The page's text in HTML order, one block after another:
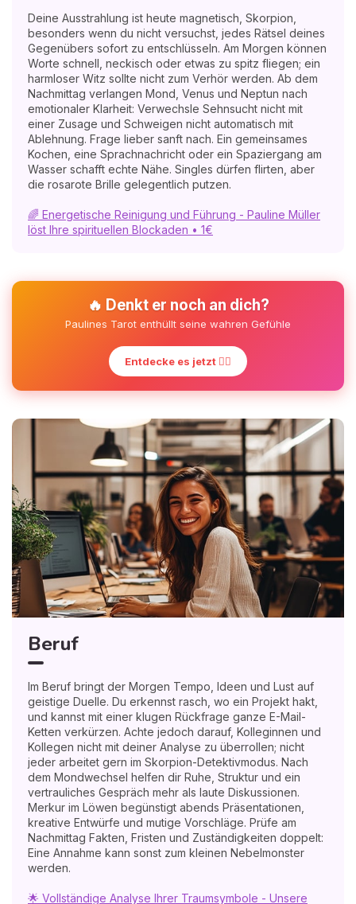
Deine Ausstrahlung ist heute magnetisch, Skorpion,
besonders wenn du nicht versuchst, jedes Rätsel deines
Gegenübers sofort zu entschlüsseln. Am Morgen können
Worte schnell, neckisch oder etwas zu spitz fliegen; ein
harmloser Witz sollte nicht zum Verhör werden. Ab dem
Nachmittag verlangen Mond, Venus und Neptun nach
emotionaler Klarheit: Verwechsle Sehnsucht nicht mit
einer Zusage und Schweigen nicht automatisch mit
Ablehnung. Frage lieber sanft nach. Ein gemeinsames
Kochen, eine Sprachnachricht oder ein Spaziergang am
Wasser schafft echte Nähe. Singles dürfen flirten, aber
die rosarote Brille gelegentlich putzen.
🌈 Energetische Reinigung und Führung - Pauline Müller
löst Ihre spirituellen Blockaden • 1€
🔥 Denkt er noch an dich?
Paulines Tarot enthüllt seine wahren Gefühle
Entdecke es jetzt ❤️‍🔥
Beruf
Im Beruf bringt der Morgen Tempo, Ideen und Lust auf
geistige Duelle. Du erkennst rasch, wo ein Projekt hakt,
und kannst mit einer klugen Rückfrage ganze E-Mail-
Ketten verkürzen. Achte jedoch darauf, Kolleginnen und
Kollegen nicht mit deiner Analyse zu überrollen; nicht
jeder arbeitet gern im Skorpion-Detektivmodus. Nach
dem Mondwechsel helfen dir Ruhe, Struktur und ein
vertrauliches Gespräch mehr als laute Diskussionen.
Merkur im Löwen begünstigt abends Präsentationen,
kreative Entwürfe und mutige Vorschläge. Prüfe am
Nachmittag Fakten, Fristen und Zuständigkeiten doppelt:
Eine Annahme kann sonst zum kleinen Nebelmonster
werden.
🌟 Vollständige Analyse Ihrer Traumsymbole - Unsere